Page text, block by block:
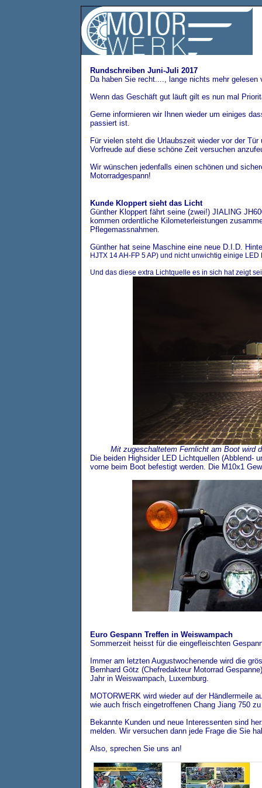
Rundschreiben Juni-Juli 2017
Da haben Sie recht...., lange nichts mehr gelesen
Wenn das Geschäft gut läuft gilt es nun mal
Gerne informieren wir Ihnen wieder um einiges
passiert ist.
Für vielen steht die Urlaubszeit wieder vor der
Vorfreude auf diese schöne Zeit versuchen
Wir wünschen jedenfalls einen schönen und
Motorradgespann!
Kunde Kloppert sieht das Licht
Günther Kloppert fährt seine (zwei!) JIALING
kommen ordentliche Kilometerleistungen
Pflegemassnahmen.
Günther hat seine Maschine eine neue D.I.D.
HJTX 14 AH-FP 5 AP) und nicht unwichtig einige
Und das diese extra Lichtquelle es in sich hat zeigt
Mit zugeschaltetem Fernlicht am Boot wird
Die beiden Highsider LED Lichtquellen (Abblend-
vorne beim Boot befestigt werden. Die M10x1
Euro Gespann Treffen in Weiswampach
Sommerzeit heisst für die eingefleischten
Immer am letzten Augustwochenende wird die
Bernhard Götz (Chefredakteur Motorrad
Jahr in Weiswampach, Luxemburg.
MOTORWERK wird wieder auf der Händlermeile
wie auch frisch eingetroffenen Chang Jiang 750
Bekannte Kunden und neue Interessenten sind
melden. Wir versuchen dann jede Frage die Sie
Also, sprechen Sie uns an!